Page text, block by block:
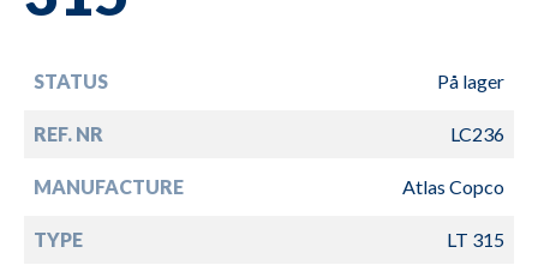
STATUS På lager
REF. NR LC236
MANUFACTURE Atlas Copco
TYPE LT 315